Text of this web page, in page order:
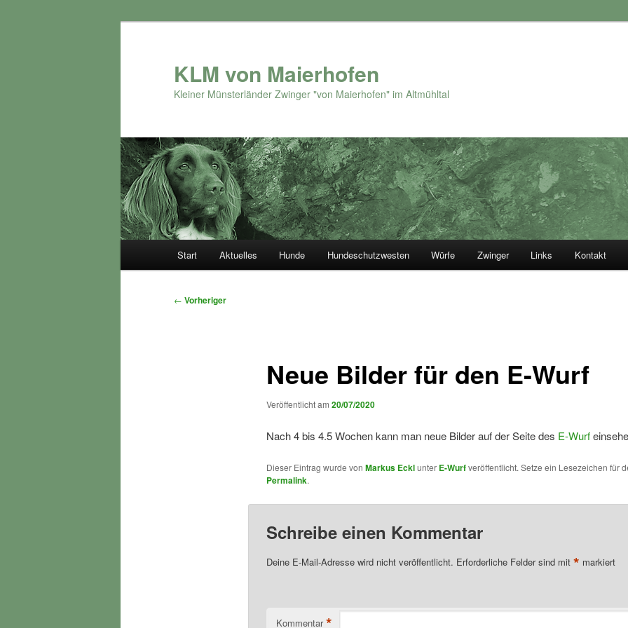
KLM von Maierhofen
Kleiner Münsterländer Zwinger "von Maierhofen" im Altmühltal
Start Aktuelles Hunde Hundeschutzwesten Würfe Zwinger Links Kontakt
Beitragsnavigation
← Vorheriger
Neue Bilder für den E-Wurf
Veröffentlicht am 20/07/2020
Nach 4 bis 4.5 Wochen kann man neue Bilder auf der Seite des E-Wurf
Dieser Eintrag wurde von Markus Ecklunter E-Wurfveröffentlicht. Setze ein Lesezeichen für
Permalink.
Schreibe einen Kommentar
Deine E-Mail-Adresse wird nicht veröffentlicht. Erforderliche Felder sind mit * markiert
Kommentar *